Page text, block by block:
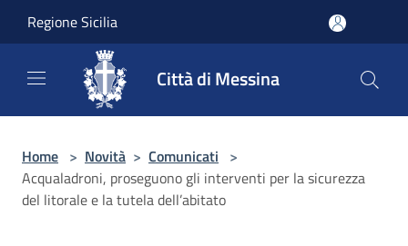
Regione Sicilia
Città di Messina
Home > Novità > Comunicati >
Acqualadroni, proseguono gli interventi per la sicurezza
del litorale e la tutela dell’abitato